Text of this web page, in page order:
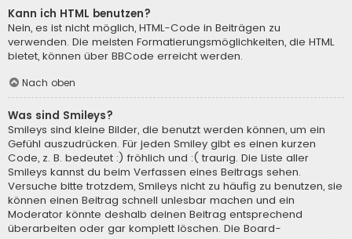
Kann ich HTML benutzen?
Nein, es ist nicht möglich, HTML-Code in Beiträgen zu
verwenden. Die meisten Formatierungsmöglichkeiten, die HTML
bietet, können über BBCode erreicht werden.
Nach oben
Was sind Smileys?
Smileys sind kleine Bilder, die benutzt werden können, um ein
Gefühl auszudrücken. Für jeden Smiley gibt es einen kurzen
Code, z. B. bedeutet :) fröhlich und :( traurig. Die Liste aller
Smileys kannst du beim Verfassen eines Beitrags sehen.
Versuche bitte trotzdem, Smileys nicht zu häufig zu benutzen, sie
können einen Beitrag schnell unlesbar machen und ein
Moderator könnte deshalb deinen Beitrag entsprechend
überarbeiten oder gar komplett löschen. Die Board-